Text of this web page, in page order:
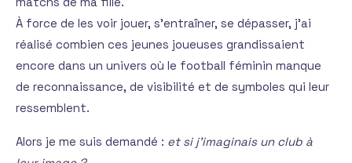
À force de les voir jouer, s’entraîner, se dépasser, j’ai
réalisé combien ces jeunes joueuses grandissaient
encore dans un univers où le football féminin manque
de reconnaissance, de visibilité et de symboles qui leur
ressemblent.
Alors je me suis demandé : et si j’imaginais un club à